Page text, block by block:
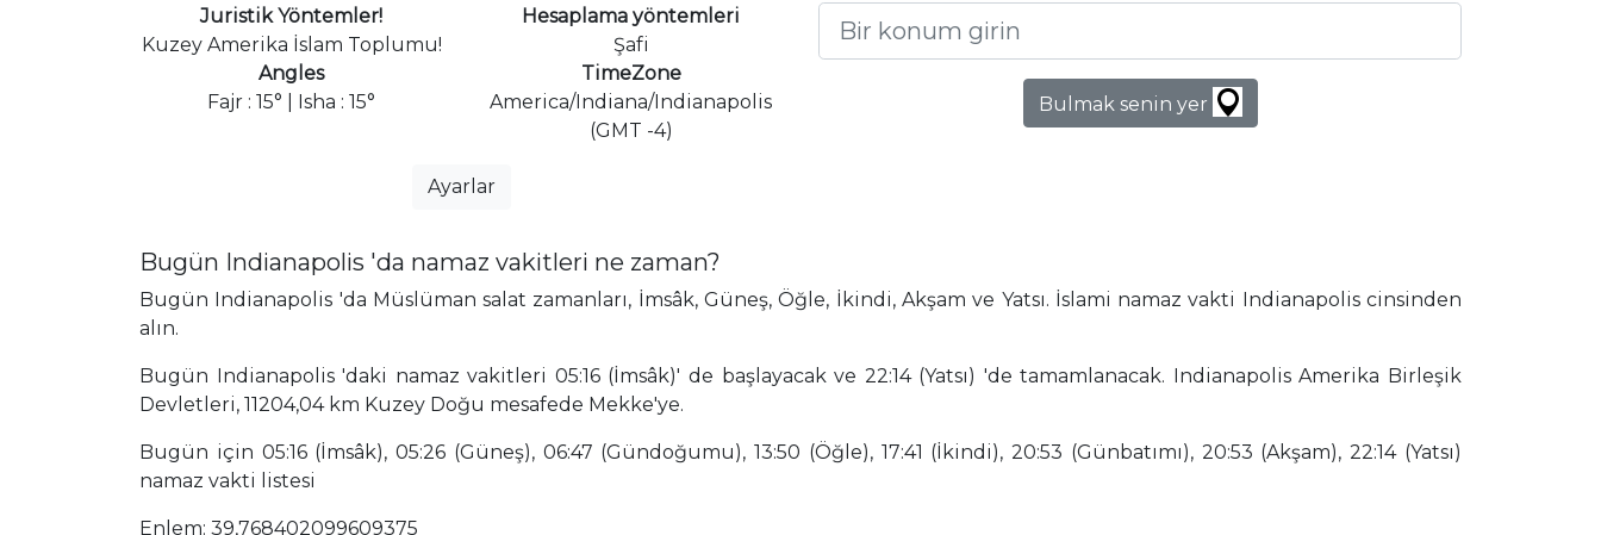
Juristik Yöntemler!
Kuzey Amerika İslam Toplumu!
Hesaplama yöntemleri
Şafi
Angles
Fajr : 15° | Isha : 15°
TimeZone
America/Indiana/Indianapolis
(GMT -4)
Ayarlar
Bulmak senin yer
Bugün Indianapolis 'da namaz vakitleri ne zaman?
Bugün Indianapolis 'da Müslüman salat zamanları, İmsâk, Güneş, Öğle, İkindi, Akşam ve Yatsı. İslami namaz vakti Indianapolis cinsinden
alın.
Bugün Indianapolis 'daki namaz vakitleri 05:16 (İmsâk)' de başlayacak ve 22:14 (Yatsı) 'de tamamlanacak. Indianapolis Amerika Birleşik
Devletleri, 11204,04 km Kuzey Doğu mesafede Mekke'ye.
Bugün için 05:16 (İmsâk), 05:26 (Güneş), 06:47 (Gündoğumu), 13:50 (Öğle), 17:41 (İkindi), 20:53 (Günbatımı), 20:53 (Akşam), 22:14 (Yatsı)
namaz vakti listesi
Enlem: 39,768402099609375